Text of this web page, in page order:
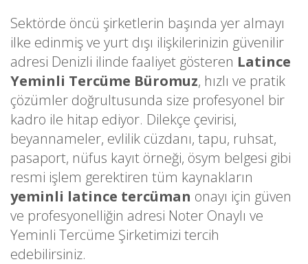
Sektörde öncü şirketlerin başında yer almayı
ilke edinmiş ve yurt dışı ilişkilerinizin güvenilir
adresi Denizli ilinde faaliyet gösteren Latince
Yeminli Tercüme Büromuz, hızlı ve pratik
çözümler doğrultusunda size profesyonel bir
kadro ile hitap ediyor. Dilekçe çevirisi,
beyannameler, evlilik cüzdanı, tapu, ruhsat,
pasaport, nüfus kayıt örneği, ösym belgesi gibi
resmi işlem gerektiren tüm kaynakların
yeminli latince tercüman onayı için güven
ve profesyonelliğin adresi Noter Onaylı ve
Yeminli Tercüme Şirketimizi tercih
edebilirsiniz.